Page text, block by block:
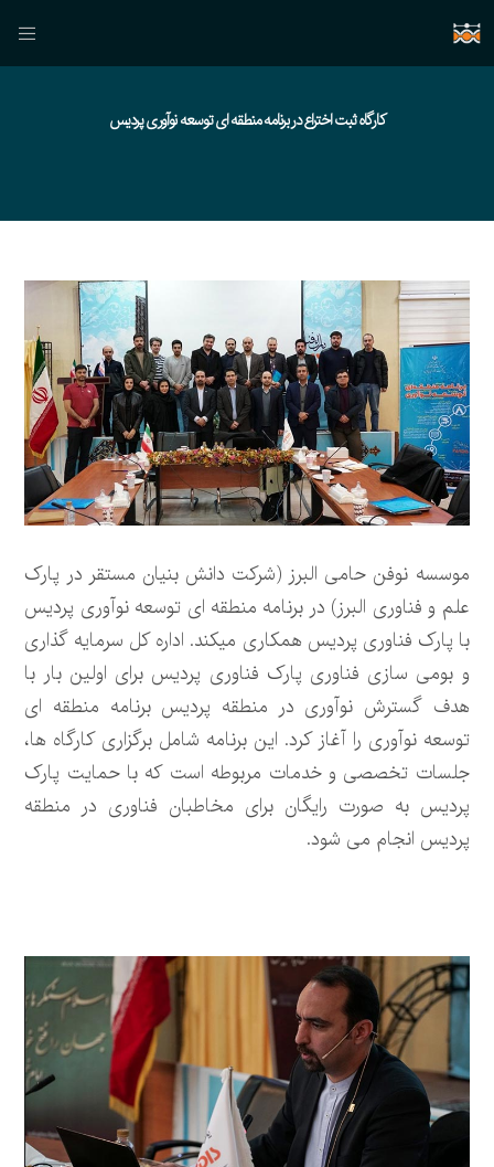
کارگاه ثبت اختراع در برنامه منطقه ای توسعه نوآوری پردیس
موسسه نوفن حامی البرز (شرکت دانش بنیان مستقر در پارک
علم و فناوری البرز) در برنامه منطقه ای توسعه نوآوری پردیس
با پارک فناوری پردیس همکاری میکند. اداره کل سرمایه گذاری
و بومی سازی فناوری پارک فناوری پردیس برای اولین بار با
هدف گسترش نوآوری در منطقه پردیس برنامه منطقه ای
توسعه نوآوری را آغاز کرد. این برنامه شامل برگزاری کارگاه ها،
جلسات تخصصی و خدمات مربوطه است که با حمایت پارک
پردیس به صورت رایگان برای مخاطبان فناوری در منطقه
پردیس انجام می شود.